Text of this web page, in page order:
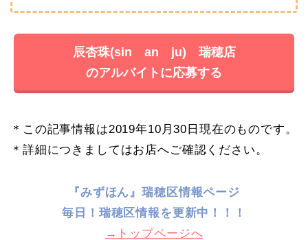
辰杏珠(sin an ju) 瑞穂店
のアルバイトに応募する
＊この記事情報は2019年10月30日現在のものです。
＊詳細につきましてはお店へご確認ください。
『みずほん』瑞穂区情報ページ
毎日！ 瑞穂区情報を更新中！！！
→トップページへ